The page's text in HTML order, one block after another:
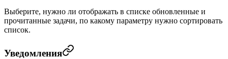
Выберите, нужно ли отображать в списке обновленные и
прочитанные задачи, по какому параметру нужно сортировать
список.
Уведомления